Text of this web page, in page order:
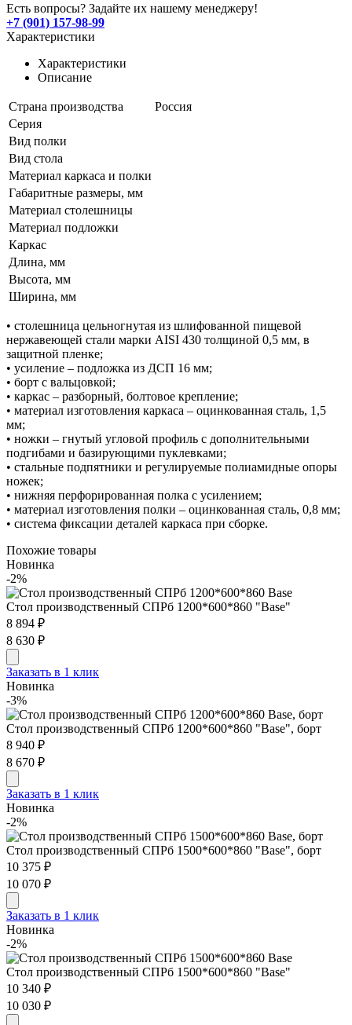
Есть вопросы? Задайте их нашему менеджеру!
+7 (901) 157-98-99
Характеристики
Характеристики
Описание
Страна производства
Россия
Серия
Вид полки
Вид стола
Материал каркаса и полки
Габаритные размеры, мм
Материал столешницы
Материал подложки
Каркас
Длина, мм
Высота, мм
Ширина, мм
• столешница цельногнутая из шлифованной пищевой
нержавеющей стали марки AISI 430 толщиной 0,5 мм, в
защитной пленке;
• усиление – подложка из ДСП 16 мм;
• борт с вальцовкой;
• каркас – разборный, болтовое крепление;
• материал изготовления каркаса – оцинкованная сталь, 1,5
мм;
• ножки – гнутый угловой профиль с дополнительными
подгибами и базирующими пуклевками;
• стальные подпятники и регулируемые полиамидные опоры
ножек;
• нижняя перфорированная полка с усилением;
• материал изготовления полки – оцинкованная сталь, 0,8 мм;
• система фиксации деталей каркаса при сборке.
Похожие товары
Новинка
-2%
Стол производственный СПРб 1200*600*860 "Base"
8 894 ₽
8 630 ₽
Заказать в 1 клик
Новинка
-3%
Стол производственный СПРб 1200*600*860 "Base", борт
8 940 ₽
8 670 ₽
Заказать в 1 клик
Новинка
-2%
Стол производственный СПРб 1500*600*860 "Base", борт
10 375 ₽
10 070 ₽
Заказать в 1 клик
Новинка
-2%
Стол производственный СПРб 1500*600*860 "Base"
10 340 ₽
10 030 ₽